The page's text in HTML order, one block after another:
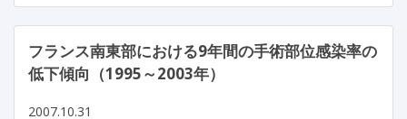
フランス南東部における9年間の手術部位感染率の
低下傾向（1995～2003年）
2007.10.31